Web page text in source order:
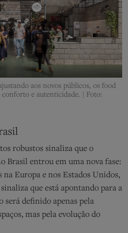
aos novos públicos, os food
conforto e autenticidade.
| Foto:
robustos sinaliza que o
Brasil entrou em uma nova fase:
na Europa e nos Estados Unidos,
sinaliza que está apontando para a
será definido apenas pela
mas pela evolução do